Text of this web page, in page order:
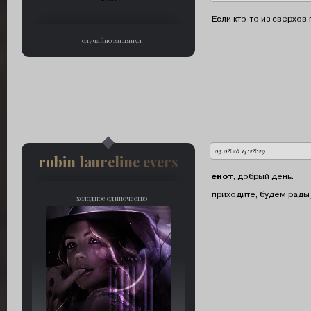
случайно заглянул
Если кто-то из
05.08.26 14:28:29
холодное одиночество
автор:
robin laureline evers
енот, добрый день.
приходите, будем